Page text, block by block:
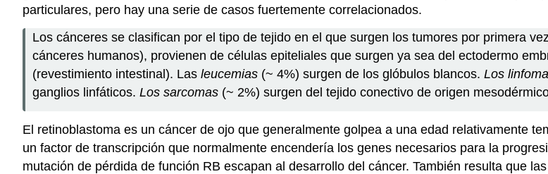
particulares, pero hay una serie de casos fuertemente correlacionados.
Los cánceres se clasifican por el tipo de tejido en el que surgen los tumores por primera
cánceres humanos), provienen de células epiteliales que surgen ya sea del ectodermo
(revestimiento intestinal). Las leucemias (~ 4%) surgen de los glóbulos blancos. Los
ganglios linfáticos. Los sarcomas (~ 2%) surgen del tejido conectivo de origen
El retinoblastoma es un cáncer de ojo que generalmente golpea a una edad relativamente
un factor de transcripción que normalmente encendería los genes necesarios para la
mutación de pérdida de función RB escapan al desarrollo del cáncer. También resulta que